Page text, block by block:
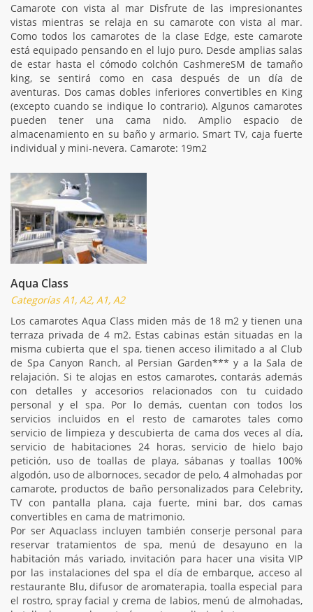
Camarote con vista al mar Disfrute de las impresionantes
vistas mientras se relaja en su camarote con vista al mar.
Como todos los camarotes de la clase Edge, este camarote
está equipado pensando en el lujo puro. Desde amplias salas
de estar hasta el cómodo colchón CashmereSM de tamaño
king, se sentirá como en casa después de un día de
aventuras. Dos camas dobles inferiores convertibles en King
(excepto cuando se indique lo contrario). Algunos camarotes
pueden tener una cama nido. Amplio espacio de
almacenamiento en su baño y armario. Smart TV, caja fuerte
individual y mini-nevera. Camarote: 19m2
Aqua Class
Categorías A1, A2, A1, A2
Los camarotes Aqua Class miden más de 18 m2 y tienen una
terraza privada de 4 m2. Estas cabinas están situadas en la
misma cubierta que el spa, tienen acceso ilimitado a al Club
de Spa Canyon Ranch, al Persian Garden*** y a la Sala de
relajación. Si te alojas en estos camarotes, contarás además
con detalles y accesorios relacionados con tu cuidado
personal y el spa. Por lo demás, cuentan con todos los
servicios incluidos en el resto de camarotes tales como
servicio de limpieza y descubierta de cama dos veces al día,
servicio de habitaciones 24 horas, servicio de hielo bajo
petición, uso de toallas de playa, sábanas y toallas 100%
algodón, uso de albornoces, secador de pelo, 4 almohadas por
camarote, productos de baño personalizados para Celebrity,
TV con pantalla plana, caja fuerte, mini bar, dos camas
convertibles en cama de matrimonio.
Por ser Aquaclass incluyen también conserje personal para
reservar tratamientos de spa, menú de desayuno en la
habitación más variado, invitación para hacer una visita VIP
por las instalaciones del spa el día de embarque, acceso al
restaurante Blu, difusor de aromaterapia, toalla especial para
el rostro, spray facial y crema de labios, menú de almohadas,